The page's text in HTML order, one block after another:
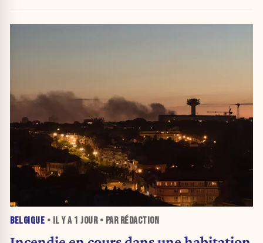
BELGIQUE • IL Y A 1 JOUR• PAR RÉDACTION